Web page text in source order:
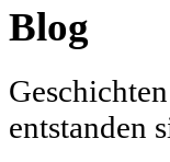
Blog
entstanden